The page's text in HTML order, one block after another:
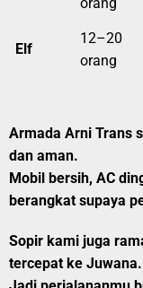
Elf
12–20
orang
Armada Arni Trans
dan aman.
Mobil bersih, AC
berangkat supaya
Sopir kami juga
tercepat ke Juwana.